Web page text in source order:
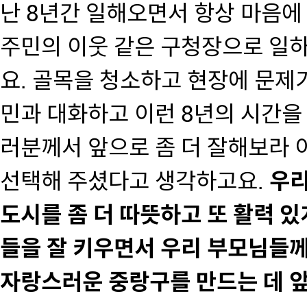
난 8년간 일해오면서 항상 마음
주민의 이웃 같은 구청장으로 일
요. 골목을 청소하고 현장에 문제
민과 대화하고 이런 8년의 시간
러분께서 앞으로 좀 더 잘해보라
선택해 주셨다고 생각하고요. 우
도시를 좀 더 따뜻하고 또 활력
들을 잘 키우면서 우리 부모님들
자랑스러운 중랑구를 만드는 데